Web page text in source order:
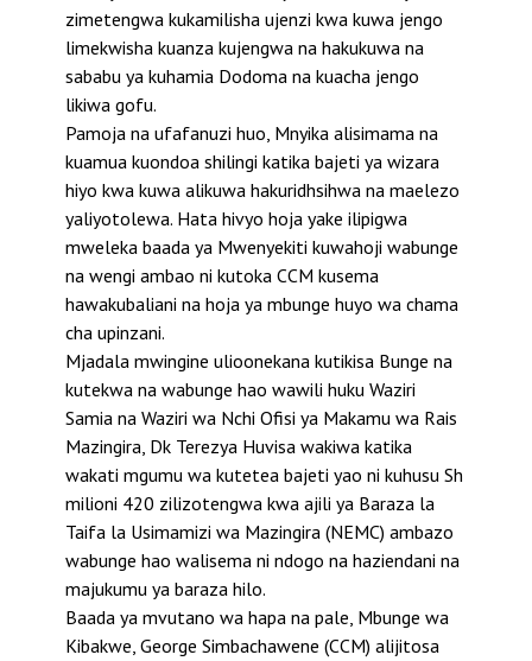
zimetengwa kukamilisha ujenzi kwa kuwa jengo
limekwisha kuanza kujengwa na hakukuwa na
sababu ya kuhamia Dodoma na kuacha jengo
likiwa gofu.
Pamoja na ufafanuzi huo, Mnyika alisimama na
kuamua kuondoa shilingi katika bajeti ya wizara
hiyo kwa kuwa alikuwa hakuridhsihwa na maelezo
yaliyotolewa. Hata hivyo hoja yake ilipigwa
mweleka baada ya Mwenyekiti kuwahoji wabunge
na wengi ambao ni kutoka CCM kusema
hawakubaliani na hoja ya mbunge huyo wa chama
cha upinzani.
Mjadala mwingine ulioonekana kutikisa Bunge na
kutekwa na wabunge hao wawili huku Waziri
Samia na Waziri wa Nchi Ofisi ya Makamu wa Rais
Mazingira, Dk Terezya Huvisa wakiwa katika
wakati mgumu wa kutetea bajeti yao ni kuhusu Sh
milioni 420 zilizotengwa kwa ajili ya Baraza la
Taifa la Usimamizi wa Mazingira (NEMC) ambazo
wabunge hao walisema ni ndogo na haziendani na
majukumu ya baraza hilo.
Baada ya mvutano wa hapa na pale, Mbunge wa
Kibakwe, George Simbachawene (CCM) alijitosa